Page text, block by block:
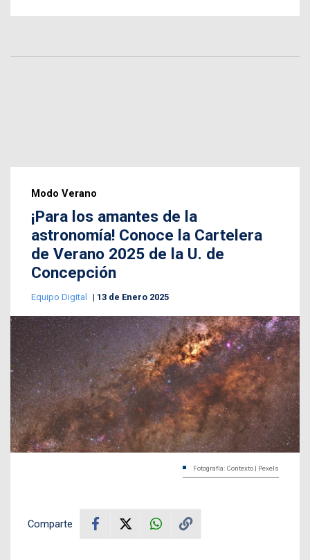
Modo Verano
¡Para los amantes de la
astronomía! Conoce la Cartelera
de Verano 2025 de la U. de
Concepción
Equipo Digital 13 de Enero 2025
Fotografía: Contexto | Pexels
Comparte